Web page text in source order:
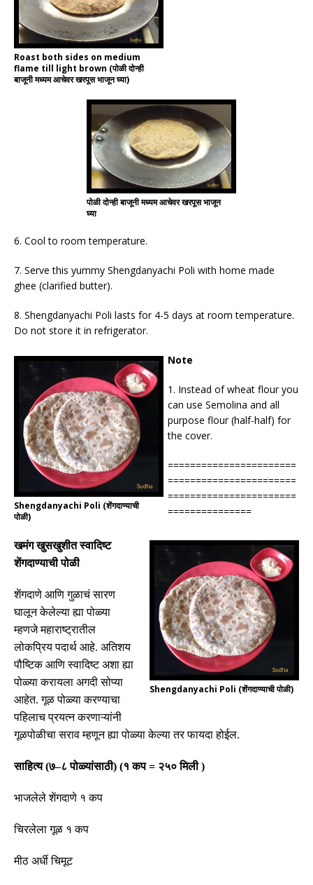
Roast both sides on medium
flame till light brown (पोळी दोन्ही
बाजूनी मध्यम आचेवर खरपूस भाजून घ्या)
पोळी दोन्ही बाजूनी मध्यम आचेवर खरपूस भाजून
घ्या
6. Cool to room temperature.
7. Serve this yummy Shengdanyachi Poli with home made
ghee (clarified butter).
8. Shengdanyachi Poli lasts for 4-5 days at room temperature.
Do not store it in refrigerator.
Shengdanyachi Poli (शेंगदाण्याची
पोळी)
Shengdanyachi Poli (शेंगदाण्याची पोळी)
Note
1. Instead of wheat flour you
can use Semolina and all
purpose flour (half-half) for
the cover.
=======================
=======================
=======================
===============
खमंग खुसखुशीत स्वादिष्ट
शेंगदाण्याची पोळी
शेंगदाणे आणि गुळाचं सारण
घालून केलेल्या ह्या पोळ्या
म्हणजे महाराष्ट्रातील
लोकप्रिय पदार्थ आहे. अतिशय
पौष्टिक आणि स्वादिष्ट अशा ह्या
पोळ्या करायला अगदी सोप्या
आहेत.गूळ पोळ्या करण्याचा
पहिलाच प्रयत्न करणाऱ्यांनी
गूळपोळीचा सराव म्हणून ह्या पोळ्या केल्या तर फायदा होईल.
साहित्य (७–८ पोळ्यांसाठी) (१ कप= २५० मिली)
भाजलेले शेंगदाणे १ कप
चिरलेला गूळ १ कप
मीठ अर्धी चिमूट